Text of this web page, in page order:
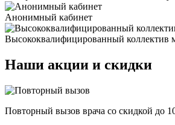
Анонимный кабинет
Высококвалифицированный коллектив
Наши акции и скидки
Повторный вызов врача со скидкой до